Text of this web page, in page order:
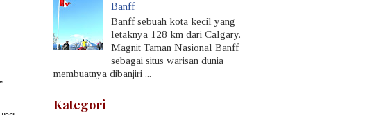
Banff
Banff sebuah kota kecil yang
letaknya 128 km dari Calgary.
Magnit Taman Nasional Banff
sebagai situs warisan dunia
membuatnya dibanjiri ...
Kategori